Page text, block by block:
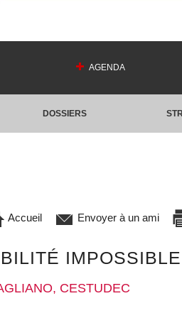
AGENDA
DOSSIERS
Accueil Envoyer à un ami
CESTUDEC